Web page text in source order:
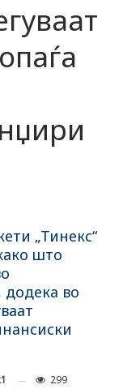
„Тинекс“
што
во
299